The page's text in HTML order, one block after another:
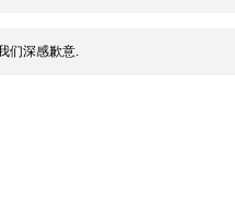
们深感歉意.